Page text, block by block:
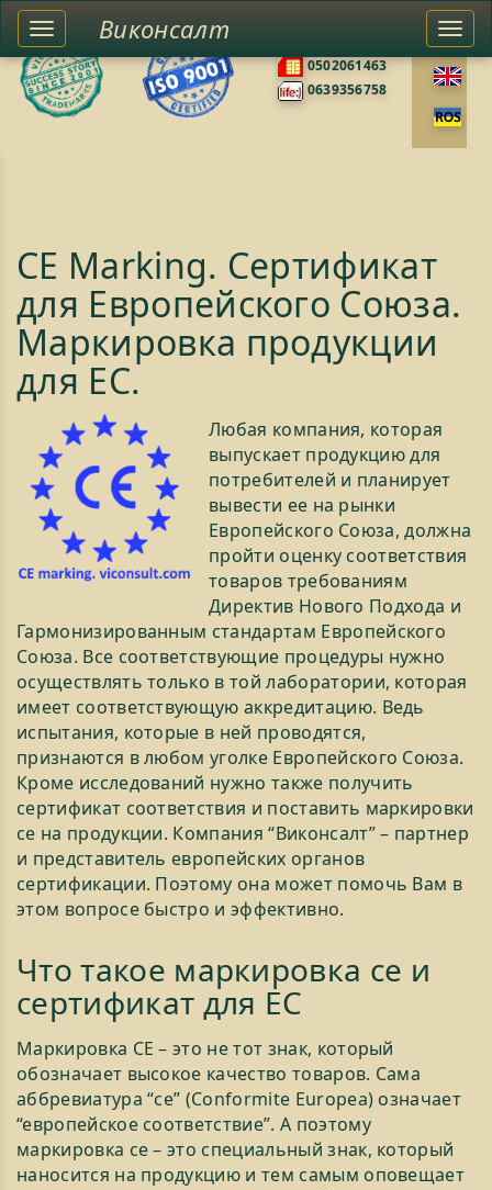
0502061463
0639356758
Toggle
left
sidebar
Виконсалт
CE Marking. Сертификат
для Европейского Союза.
Маркировка продукции
для ЕС.
Любая компания, которая
выпускает продукцию для
потребителей и планирует
вывести ее на рынки
Европейского Союза, должна
пройти оценку соответствия
товаров требованиям
Директив Нового Подхода и
Гармонизированным стандартам Европейского
Союза. Все соответствующие процедуры нужно
осуществлять только в той лаборатории, которая
имеет соответствующую аккредитацию. Ведь
испытания, которые в ней проводятся,
признаются в любом уголке Европейского Союза.
Кроме исследований нужно также получить
сертификат соответствия и поставить маркировки
се на продукции. Компания “Виконсалт” – партнер
и представитель европейских органов
сертификации. Поэтому она может помочь Вам в
этом вопросе быстро и эффективно.
Что такое маркировка се и
сертификат для ЕС
Маркировка СЕ – это не тот знак, который
обозначает высокое качество товаров. Сама
аббревиатура “ce” (Conformite Europea) означает
“европейское соответствие”. А поэтому
маркировка ce – это специальный знак, который
наносится на продукцию и тем самым оповещает